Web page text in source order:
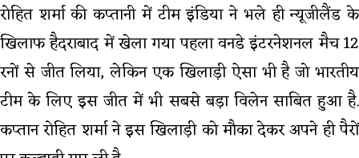
रोहित शर्मा की कप्तानी में टीम इंडिया ने भले ही न्यूजीलैंड के
खिलाफ हैदराबाद में खेला गया पहला वनडे इंटरनेशनल मैच 12
रनों से जीत लिया, लेकिन एक खिलाड़ी ऐसा भी है जो भारतीय
टीम के लिए इस जीत में भी सबसे बड़ा विलेन साबित हुआ है.
कप्तान रोहित शर्मा ने इस खिलाड़ी को मौका देकर अपने ही पैरों